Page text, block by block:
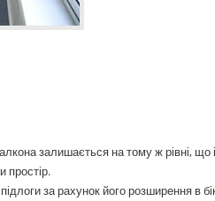
залишається на тому ж рівні, що
простір.
за рахунок його розширення в